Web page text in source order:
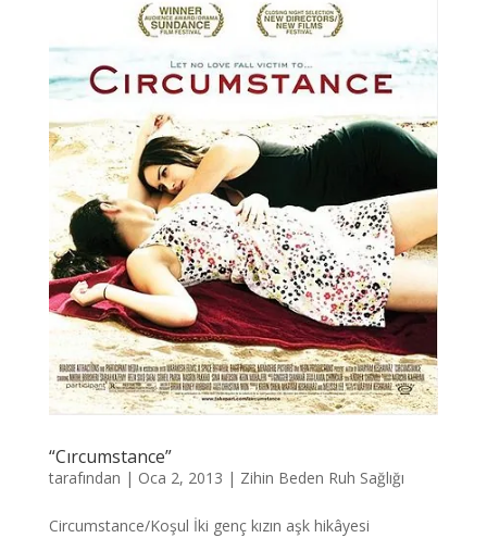
“Cırcumstance”
tarafından | Oca 2, 2013 | Zihin Beden Ruh Sağlığı
Circumstance/Koşul İki genç kızın aşk hikâyesi